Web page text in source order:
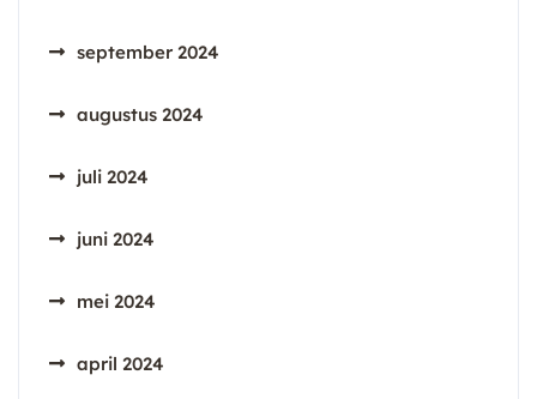
september 2024
augustus 2024
juli 2024
juni 2024
mei 2024
april 2024